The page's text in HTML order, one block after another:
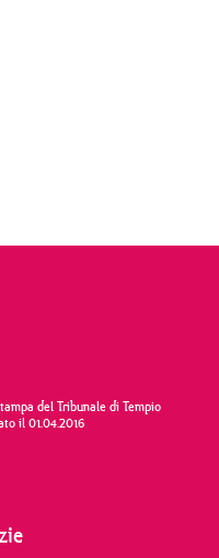
del Tribunale di Tempio
il 01.04.2016